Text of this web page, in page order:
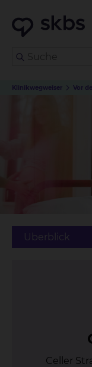
Klinikwegweiser Vor
Celler